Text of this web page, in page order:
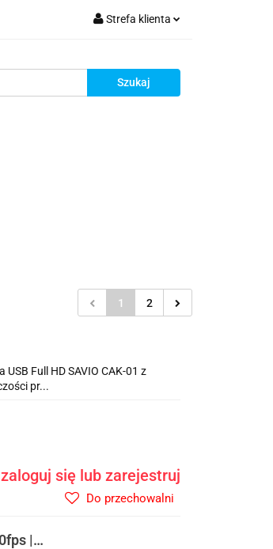
Strefa klienta
Zarejestruj się
1 2
Full HD SAVIO CAK-01 z
pr...
się lub zarejestruj
Do przechowalni
|